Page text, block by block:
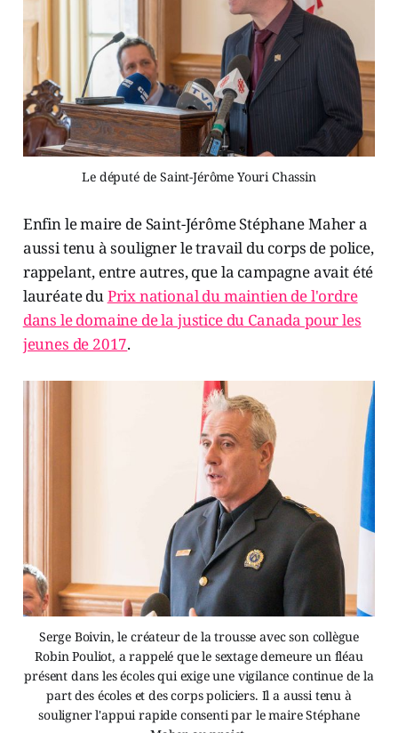
Le député de Saint-Jérôme Youri Chassin
Enfin le maire de Saint-Jérôme Stéphane Maher a
aussi tenu à souligner le travail du corps de police,
rappelant, entre autres, que la campagne avait été
lauréate duPrix national du maintien de l'ordre
dans le domaine de la justice du Canada pour les
jeunes de 2017.
Serge Boivin, le créateur de la trousse avec son collègue
Robin Pouliot, a rappelé que le sextage demeure un fléau
présent dans les écoles qui exige une vigilance continue de la
part des écoles et des corps policiers. Il a aussi tenu à
souligner l'appui rapide consenti par le maire Stéphane